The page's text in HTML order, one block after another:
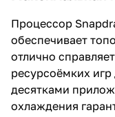
Процессор
обеспечивает
отлично
ресурсоёмких
десятками
охлаждения